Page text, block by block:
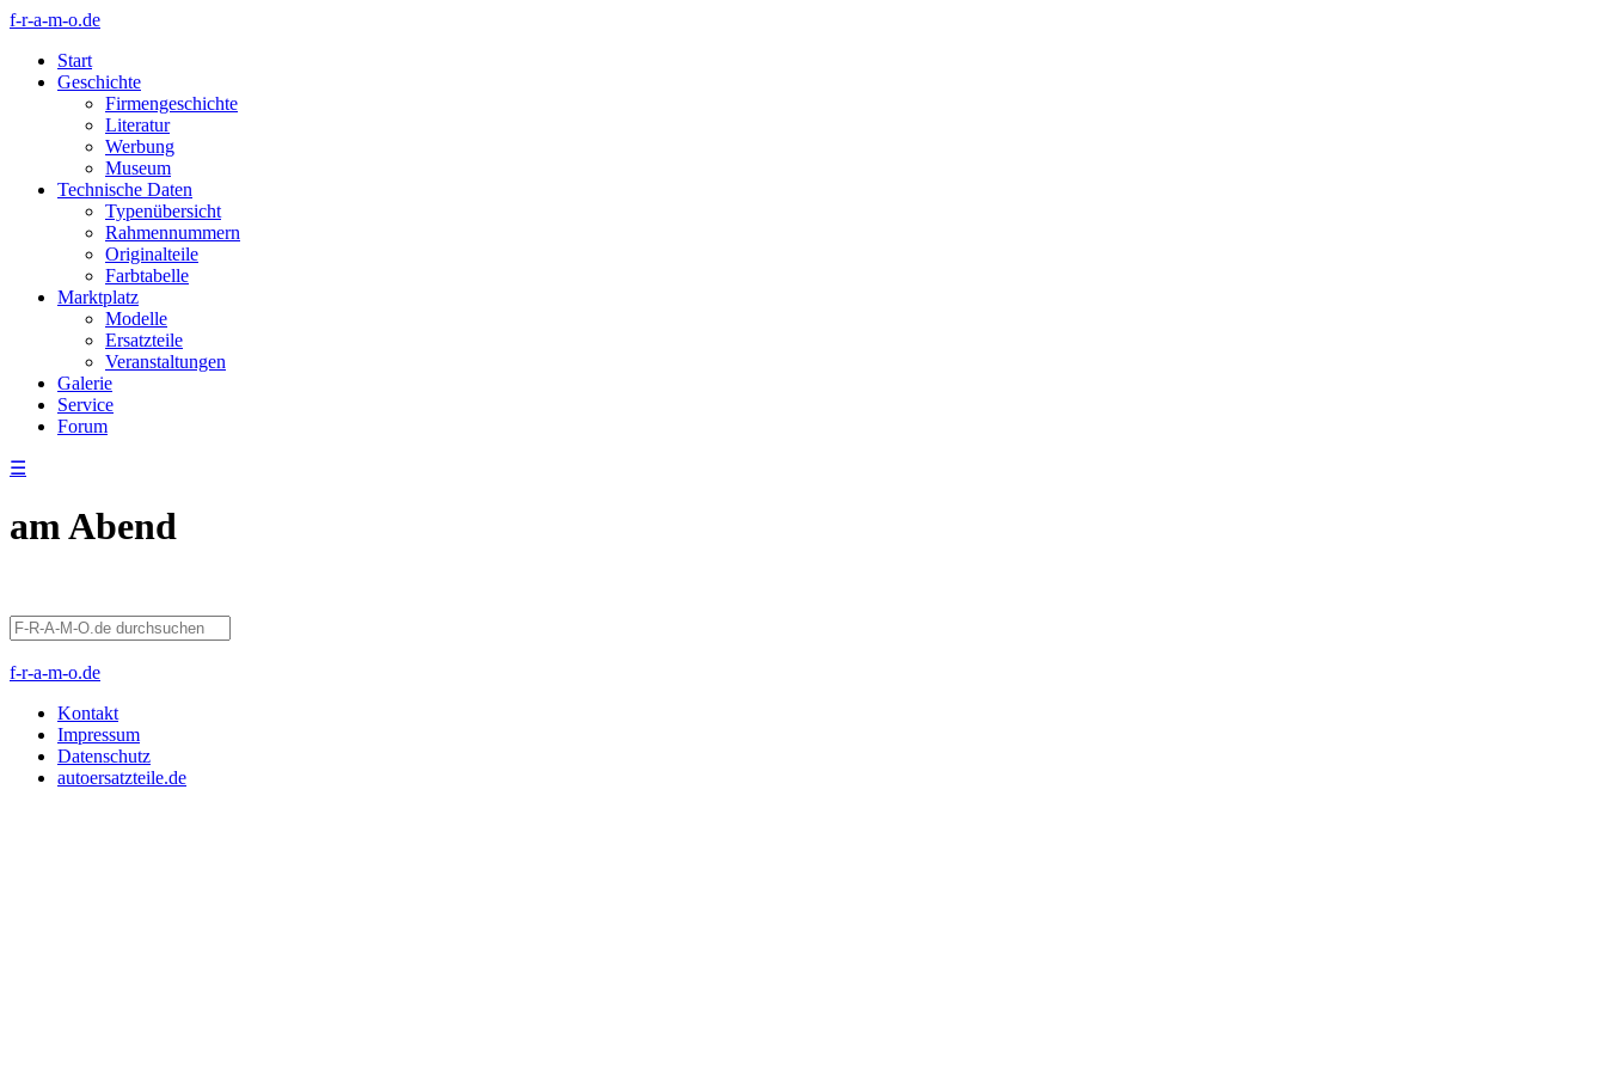
f-r-a-m-o.de
Start
Geschichte
Firmengeschichte
Literatur
Werbung
Museum
Technische Daten
Typenübersicht
Rahmennummern
Originalteile
Farbtabelle
Marktplatz
Modelle
Ersatzteile
Veranstaltungen
Galerie
Service
Forum
☰
am Abend
f-r-a-m-o.de
Kontakt
Impressum
Datenschutz
autoersatzteile.de